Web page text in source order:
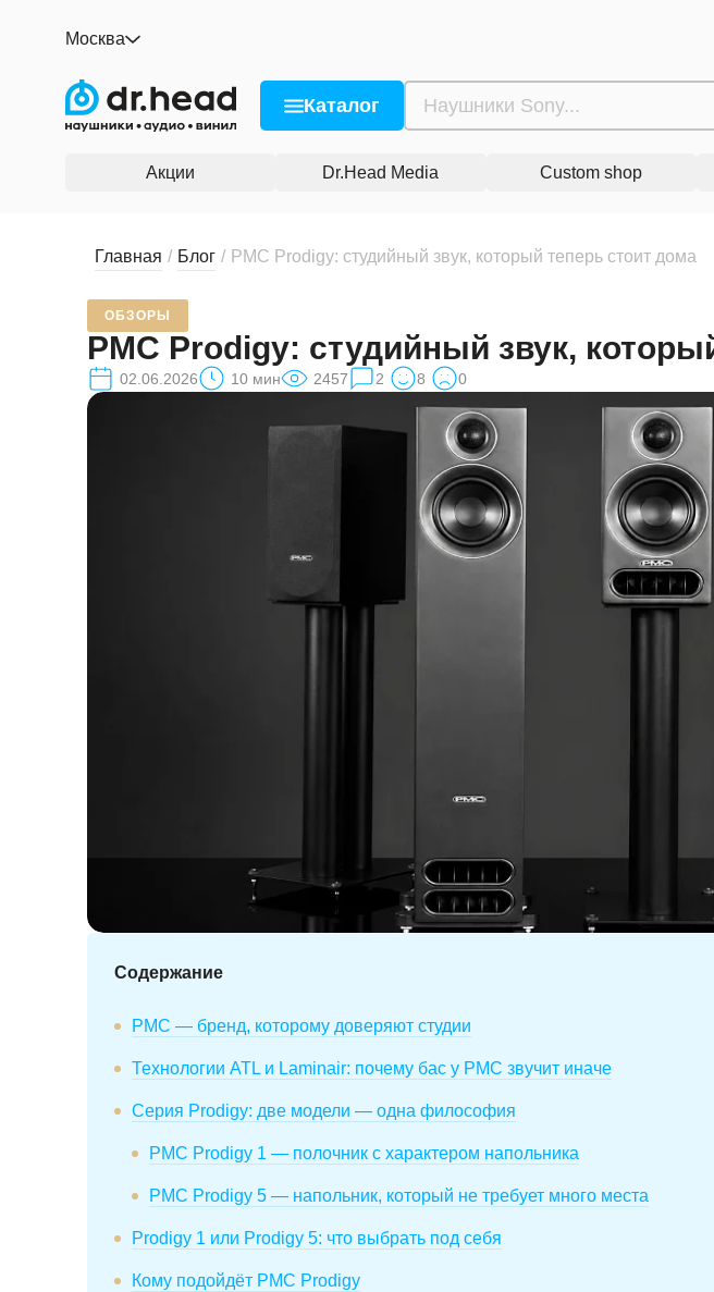
Москва
Каталог
Акции Dr.Head Media Custom shop
Главная / Блог / PMC Prodigy: студийный звук, который теперь стоит дома
ОБЗОРЫ
PMC Prodigy: студийный звук,
02.06.2026 10 мин 2457 2 8 0
Содержание
PMC — бренд, которому доверяют студии
Технологии ATL и Laminair: почему бас у PMC звучит иначе
Серия Prodigy: две модели — одна философия
PMC Prodigy 1 — полочник с характером напольника
PMC Prodigy 5 — напольник, который не требует много места
Prodigy 1 или Prodigy 5: что выбрать под себя
Кому подойдёт PMC Prodigy